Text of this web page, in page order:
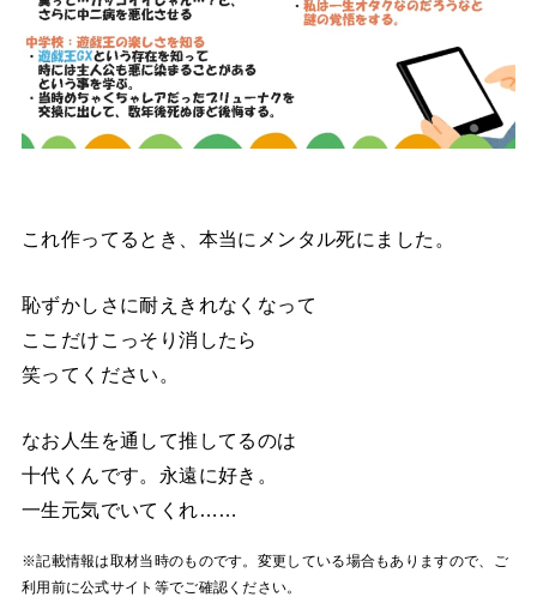
これ作ってるとき、本当にメンタル死にました。
恥ずかしさに耐えきれなくなって
ここだけこっそり消したら
笑ってください。
なお人生を通して推してるのは
十代くんです。永遠に好き。
一生元気でいてくれ……
※記載情報は取材当時のものです。変更している場合もありますので、ご
利用前に公式サイト等でご確認ください。